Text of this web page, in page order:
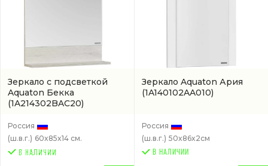
Зеркало с подсветкой
Aquaton Бекка
(1A214302BAC20)
Россия
(ш.в.г.) 60x85x14 см.
Зеркало Aquaton Ария
(1A140102AA010)
Россия
(ш.в.г.) 50x86x2см
В НАЛИЧИИ